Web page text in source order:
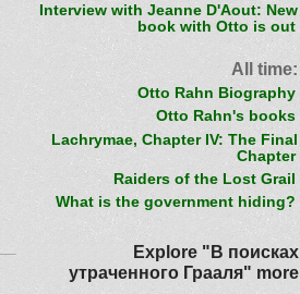
Interview with Jeanne D'Aout: New
book with Otto is out
All time:
Otto Rahn Biography
Otto Rahn's books
Lachrymae, Chapter IV: The Final
Chapter
Raiders of the Lost Grail
What is the government hiding?
Explore "В поисках
утраченного Грааля" more